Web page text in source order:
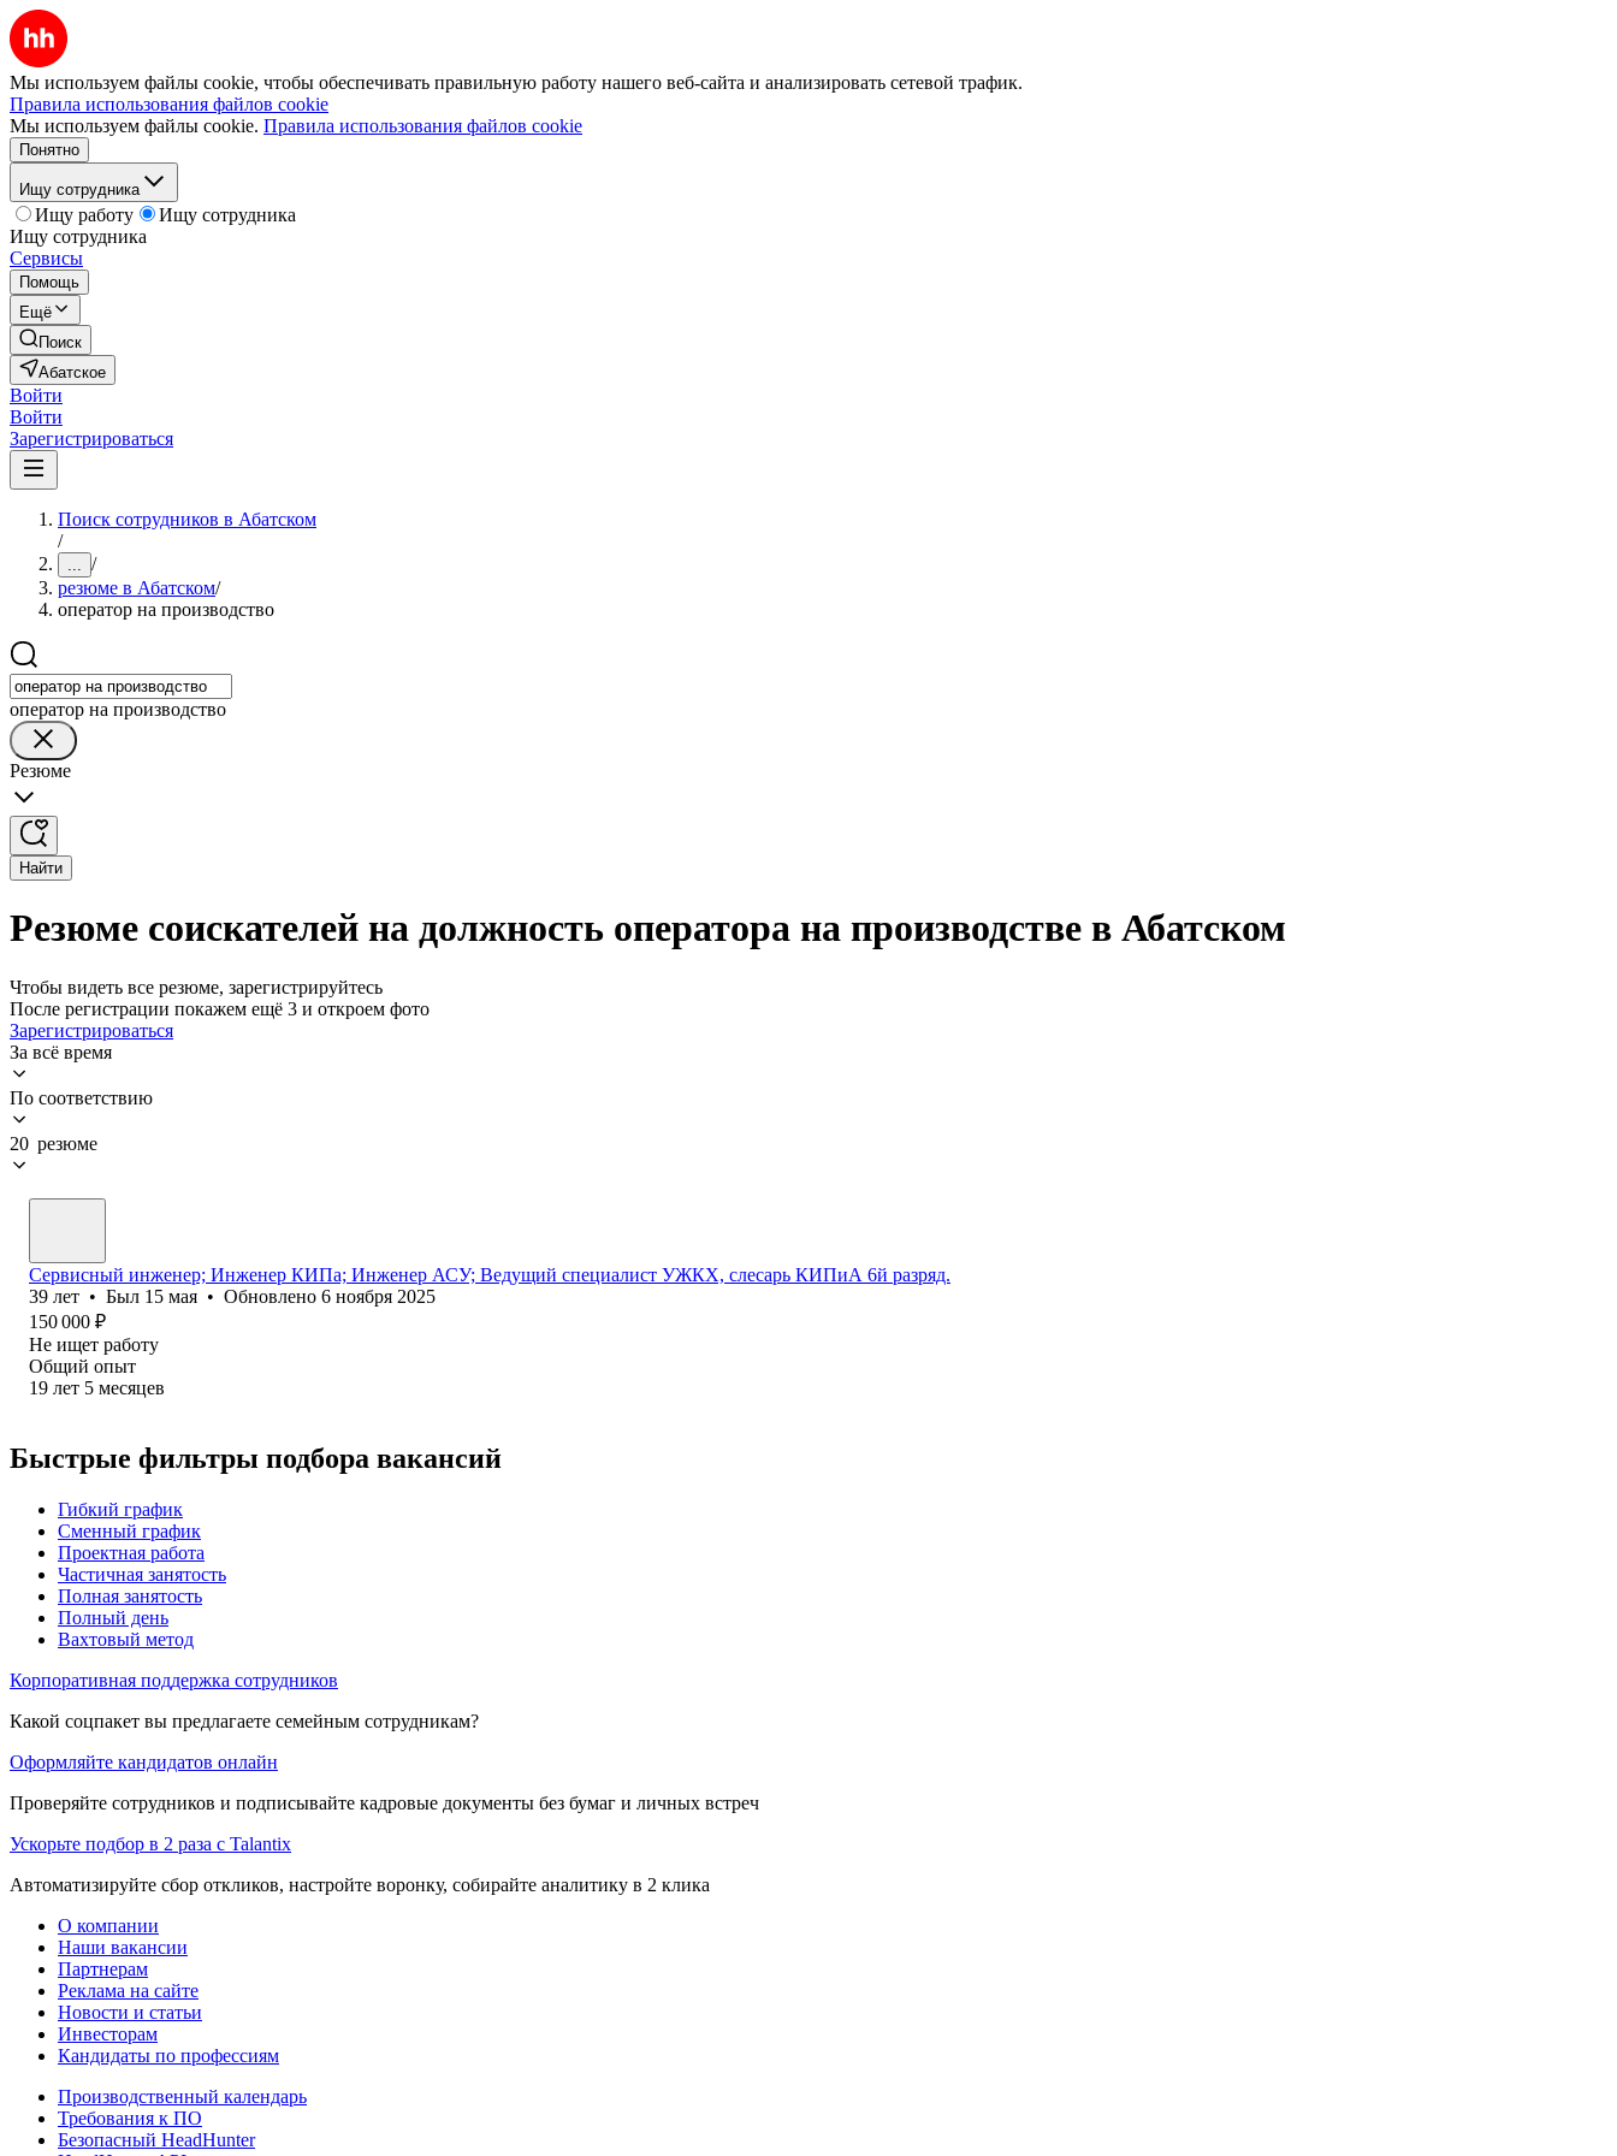
Мы используем файлы cookie, чтобы обеспечивать правильную работу нашего веб-сайта и анализировать сетевой трафик.
Правила использования файлов cookie
Мы используем файлы cookie. Правила использования файлов cookie
Понятно
Ищу сотрудника
Ищу работу
Ищу сотрудника
Ищу сотрудника
Сервисы
Помощь
Ещё
Поиск
Абатское
Войти
Войти
Зарегистрироваться
Поиск сотрудников в Абатском
/
... /
резюме в Абатском/
оператор на производство
оператор на производство
Резюме
Найти
Резюме соискателей на должность оператора на производстве в Абатском
Чтобы видеть все резюме, зарегистрируйтесь
После регистрации покажем ещё 3 и откроем фото
Зарегистрироваться
За всё время
По соответствию
20 резюме
Сервисный инженер; Инженер КИПа; Инженер АСУ; Ведущий специалист УЖКХ, слесарь КИПиА 6й разряд.
39 лет • Был 15 мая • Обновлено 6 ноября 2025
150 000 ₽
Не ищет работу
Общий опыт
19 лет 5 месяцев
Быстрые фильтры подбора вакансий
Гибкий график
Сменный график
Проектная работа
Частичная занятость
Полная занятость
Полный день
Вахтовый метод
Корпоративная поддержка сотрудников
Какой соцпакет вы предлагаете семейным сотрудникам?
Оформляйте кандидатов онлайн
Проверяйте сотрудников и подписывайте кадровые документы без бумаг и личных встреч
Ускорьте подбор в 2 раза с Talantix
Автоматизируйте сбор откликов, настройте воронку, собирайте аналитику в 2 клика
О компании
Наши вакансии
Партнерам
Реклама на сайте
Новости и статьи
Инвесторам
Кандидаты по профессиям
Производственный календарь
Требования к ПО
Безопасный HeadHunter